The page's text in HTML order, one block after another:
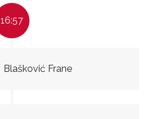
16:57
Blašković Frane